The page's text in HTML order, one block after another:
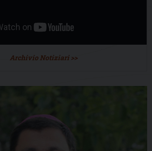
Archivio Notiziari >>